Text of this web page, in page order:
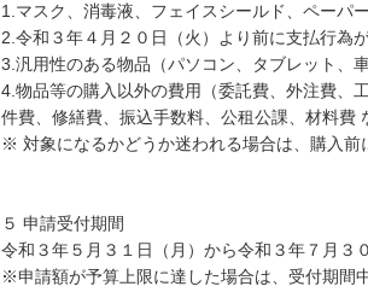
1.マスク、消毒液、フェイスシールド、ペーパ
2.令和３年４月２０日（火）より前に支払行為
3.汎用性のある物品（パソコン、タブレット、
4.物品等の購入以外の費用（委託費、外注費、
件費、修繕費、振込手数料、公租公課、材料費
※ 対象になるかどうか迷われる場合は、購入前
５ 申請受付期間
令和３年５月３１日（月）から令和３年７月
※申請額が予算上限に達した場合は、受付期間